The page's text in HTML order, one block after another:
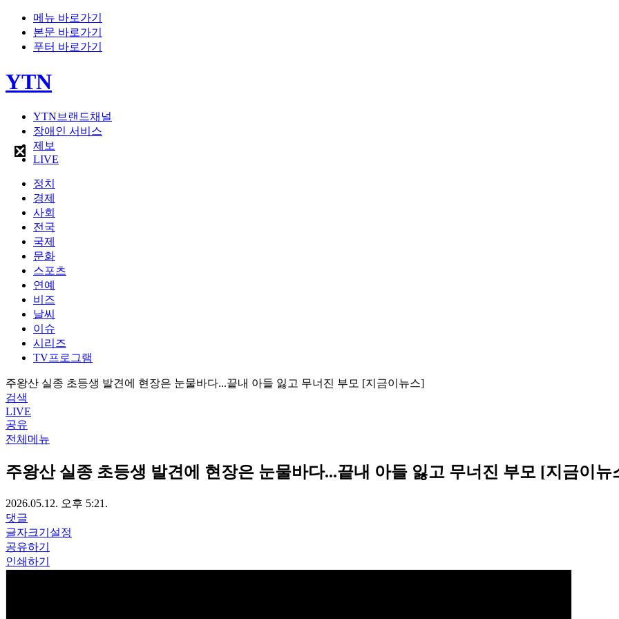
메뉴 바로가기
본문 바로가기
푸터 바로가기
YTN
YTN브랜드채널
장애인 서비스
제보
LIVE
정치
경제
사회
전국
국제
문화
스포츠
연예
비즈
날씨
이슈
시리즈
TV프로그램
주왕산 실종 초등생 발견에 현장은 눈물바다...끝내 아들 잃고 무너진 부모 [지금이뉴스]
검색
LIVE
공유
전체메뉴
주왕산 실종 초등생 발견에 현장은 눈물바다...끝내 아들 잃고 무너진 부모 [지금이뉴
2026.05.12. 오후 5:21.
댓글
글자크기설정
공유하기
인쇄하기